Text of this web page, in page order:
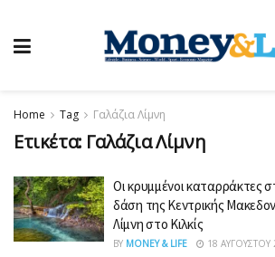
Home Tag Γαλάζια Λίμνη
Ετικέτα: Γαλάζια Λίμνη
Οι κρυμμένοι καταρράκτες
δάση της Κεντρικής
Λίμνη στο Κιλκίς
BY MONEY & LIFE 18 ΑΥΓΟΎΣΤΟΥ